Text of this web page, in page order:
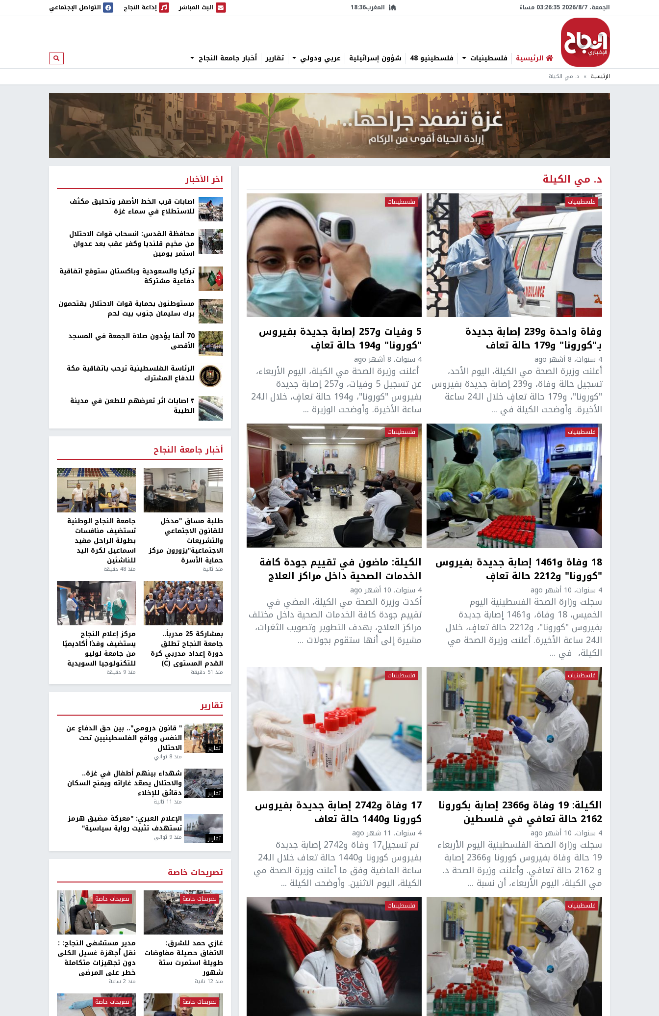
الجمعة، 7/‏8/‏2026 03:26:37 مساءً المغرب18:36 البث المباشر
البث المباشر إذاعة النجاح
إذاعة النجاح التواصل الإجتماعي
الرئيسية فلسطينيات فلسطينيو 48 شؤون إسرائيلية عربي ودولي تقارير أخبار جامعة النجاح ابحث
الرئيسية د. مي الكيلة
د. مي الكيلة
فلسطينيات
وفاة واحدة و239 إصابة جديدة
بـ"كورونا" و179 حالة تعاف
4 سنوات، 8 أشهر ago
أعلنت وزيرة الصحة مي الكيلة، اليوم الأحد،
تسجيل حالة وفاة، و239 إصابة جديدة بفيروس
"كورونا"، و179 حالة تعافٍ خلال الـ24 ساعة
الأخيرة. وأوضحت الكيلة في ...
فلسطينيات
5 وفيات و257 إصابة جديدة بفيروس
"كورونا" و194 حالة تعافٍ
4 سنوات، 8 أشهر ago
أعلنت وزيرة الصحة مي الكيلة، اليوم الأربعاء،
عن تسجيل 5 وفيات، و257 إصابة جديدة
بفيروس "كورونا"، و194 حالة تعافٍ، خلال الـ24
ساعة الأخيرة. وأوضحت الوزيرة ...
فلسطينيات
18 وفاة و1461 إصابة جديدة بفيروس
"كورونا" و2212 حالة تعافٍ
4 سنوات، 10 أشهر ago
سجلت وزارة الصحة الفسطينية اليوم
الخميس، 18 وفاة، و1461 إصابة جديدة
بفيروس "كورونا"، و2212 حالة تعافٍ، خلال
الـ24 ساعة الأخيرة. أعلنت وزيرة الصحة مي
الكيلة، في ...
فلسطينيات
الكيلة: ماضون في تقييم جودة كافة
الخدمات الصحية داخل مراكز العلاج
4 سنوات، 10 أشهر ago
أكدت وزيرة الصحة مي الكيلة، المضي في
تقييم جودة كافة الخدمات الصحية داخل مختلف
مراكز العلاج، بهدف التطوير وتصويب الثغرات،
مشيرة إلى أنها ستقوم بجولات ...
فلسطينيات
الكيلة: 19 وفاة و2366 إصابة بكورونا
2162 حالة تعافي في فلسطين
4 سنوات، 10 أشهر ago
سجلت وزارة الصحة الفلسطينية اليوم الأربعاء
19 حالة وفاة بفيروس كورونا و2366 إصابة
و 2162 حالة تعافي. وأعلنت وزيرة الصحة د.
مي الكيلة، اليوم الأربعاء، أن نسبة ...
فلسطينيات
17 وفاة و2742 إصابة جديدة بفيروس
كورونا و1440 حالة تعاف
4 سنوات، 11 شهر ago
تم تسجيل17 وفاة و2742 إصابة جديدة
بفيروس كورونا و1440 حالة تعاف خلال الـ24
ساعة الماضية وفق ما أعلنت وزيرة الصحة مي
الكيلة، اليوم الاثنين. وأوضحت الكيلة ...
فلسطينيات فلسطينيات
اخر الأخبار
اصابات قرب الخط الأصفر وتحليق مكثف
للاستطلاع في سماء غزة
محافظة القدس: انسحاب قوات الاحتلال
من مخيم قلنديا وكفر عقب بعد عدوان
استمر يومين
تركيا والسعودية وباكستان ستوقع اتفاقية
دفاعية مشتركة
مستوطنون بحماية قوات الاحتلال يقتحمون
برك سليمان جنوب بيت لحم
70 ألفا يؤدون صلاة الجمعة في المسجد
الأقصى
الرئاسة الفلسطينية ترحب باتفاقية مكة
للدفاع المشترك
٣ اصابات اثر تعرضهم للطعن في مدينة
الطيبة
أخبار جامعة النجاح
طلبة مساق "مدخل
للقانون الاجتماعي
والتشريعات
الاجتماعية"يزورون مركز
حماية الأسرة
منذ ثانية
جامعة النجاح الوطنية
تستضيف منافسات
بطولة الراحل مفيد
اسماعيل لكرة اليد
للناشئين
منذ 48 دقيقة
بمشاركة 25 مدرباً..
جامعة النجاح تطلق
دورة إعداد مدربي كرة
القدم المستوى (C)
منذ 51 دقيقة
مركز إعلام النجاح
يستضيف وفدًا أكاديميًا
من جامعة لوليو
للتكنولوجيا السويدية
منذ 9 دقيقة
تقارير
تقارير
" قانون درومي".. بين حق الدفاع عن
النفس وواقع الفلسطينيين تحت
الاحتلال
منذ 8 ثواني
تقارير
شهداء بينهم أطفال في غزة..
والاحتلال يصعّد غاراته ويمنح السكان
دقائق للإخلاء
منذ 11 ثانية
تقارير
الإعلام العبري: "معركة مضيق هرمز
تستهدف تثبيت رواية سياسية"
منذ 9 ثواني
تصريحات خاصة
تصريحات خاصة
غازي حمد للشرق:
الاتفاق حصيلة مفاوضات
طويلة استمرت ستة
شهور
منذ 12 ثانية
تصريحات خاصة
مدير مستشفى النجاح: :
نقل أجهزة غسيل الكلى
دون تجهيزات متكاملة
خطر على المرضى
منذ 2 ساعة
تصريحات خاصة تصريحات خاصة